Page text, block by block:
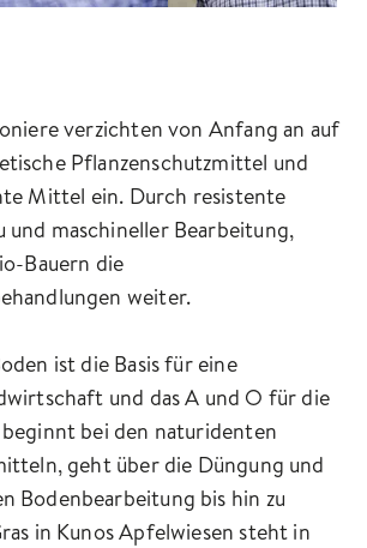
verzichten von Anfang an auf
Pflanzenschutzmittel und
Mittel ein. Durch resistente
und maschineller Bearbeitung,
Bauern die
weiter.
ist die Basis für eine
und das A und O für die
beginnt bei den naturidenten
geht über die Düngung und
Bodenbearbeitung bis hin zu
in Kunos Apfelwiesen steht in